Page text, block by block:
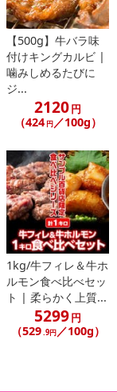
けする商品セット
い。
含む）等により、
け商品と多少異な
表記が旧表記の場
い。なお、本理由
いたしかねます。
トカード払い、dポ
指定はいたしかね
【500g】牛バラ味
付けキングカルビ |
噛みしめるたびに
ジ...
2120円
（424 円／100g）
1kg/牛フィレ＆牛ホ
ルモン食べ比べセッ
ト | 柔らかく上質...
5299円
（529.9円／100g）